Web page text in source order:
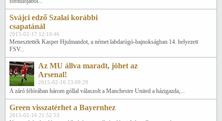
Svájci edző Szalai korábbi
csapatánál
2015-02-17 12:10:46
Menesztették Kasper Hjulmandot, a német labdarúgó-bajnokságban 14. helyezett
FSV...
Az MU állva maradt, jöhet az
Arsenal!
2015-02-16 23:09:29
A záró félórában három góllal válaszolt a Manchester United a házigazda,...
Green visszatérhet a Bayernhez
2015-02-16 21:52:53